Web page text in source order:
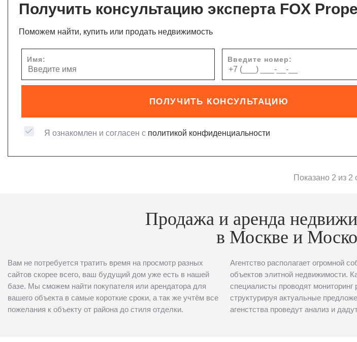
Получить консультацию эксперта FOX
Поможем найти, купить или продать недвижимость
Имя: Введите номер:
ПОЛУЧИТЬ КОНСУЛЬТАЦИЮ
Я ознакомлен и согласен с политикой конфиденциальности
Показано 2 из 2
Продажа и аренда
в Москве и
Вам не потребуется тратить время на просмотр разных
сайтов скорее всего, ваш будущий дом уже есть в нашей
базе. Мы сможем найти покупателя или арендатора для
вашего объекта в самые короткие сроки, а так же учтём все
пожелания к объекту от района до стиля отделки.
Агентство располагает огромной
объектов элитной недвижимости.
специалисты проводят мониторинг
структурируя актуальные
агенстства проведут анализ и